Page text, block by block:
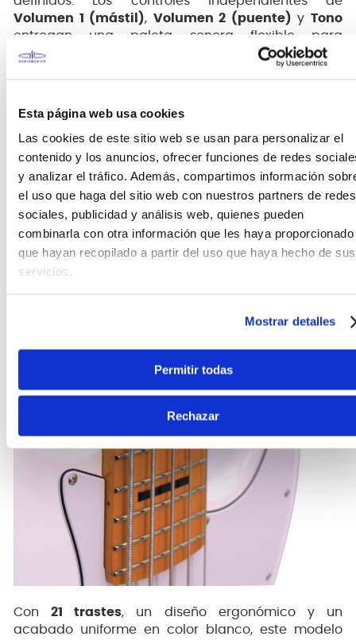
Esta página web usa cookies
Las cookies de este sitio web se usan para personalizar el
contenido y los anuncios, ofrecer funciones de redes
y analizar el tráfico. Además, compartimos información
el uso que haga del sitio web con nuestros partners de redes
sociales, publicidad y análisis web, quienes pueden
combinarla con otra información que les haya proporcionado
que hayan recopilado a partir del uso que haya hecho de sus
servicios.
Mostrar detalles
Permitir todas
Rechazar
Volumen 1 (mástil), Volumen 2 (puente) yTono
entregan una paleta sonora flexible para
adaptarse a diversas necesidades de práctica,
Con21 trastes, un diseño ergonómico y un
acabado uniforme en color blanco, este modelo